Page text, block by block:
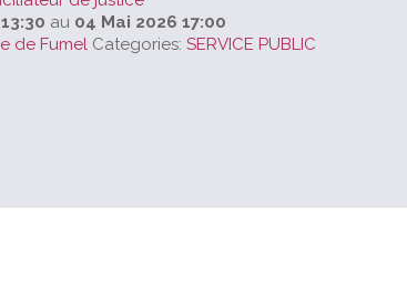
au 04 Mai 2026 17:00
de Fumel Categories: SERVICE PUBLIC